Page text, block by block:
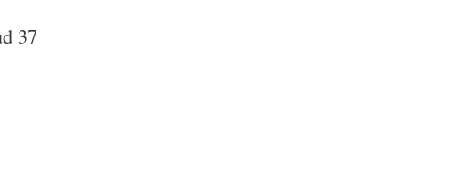
37